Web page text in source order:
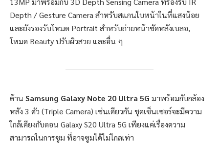
Depth / Gesture Camera สำหรับสแกนใบหน้าในที่แสงน้อย
และยังรองรับโหมด Portrait สำหรับถ่ายหน้าชัดหลังเบลอ,
โหมด Beauty ปรับผิวสวย และอื่น ๆ
ด้าน Samsung Galaxy Note 20 Ultra 5G มาพร้อมกับกล้อง
หลัง 3 ตัว (Triple Camera) เช่นเดียวกัน ชุดเซ็นเซอร์จะมีความ
ใกล้เคียงกับตอน Galaxy S20 Ultra 5G เพียงแค่เรื่องความ
สามารถในการซูม ที่อาจซูมได้ไม่ไกลเท่า